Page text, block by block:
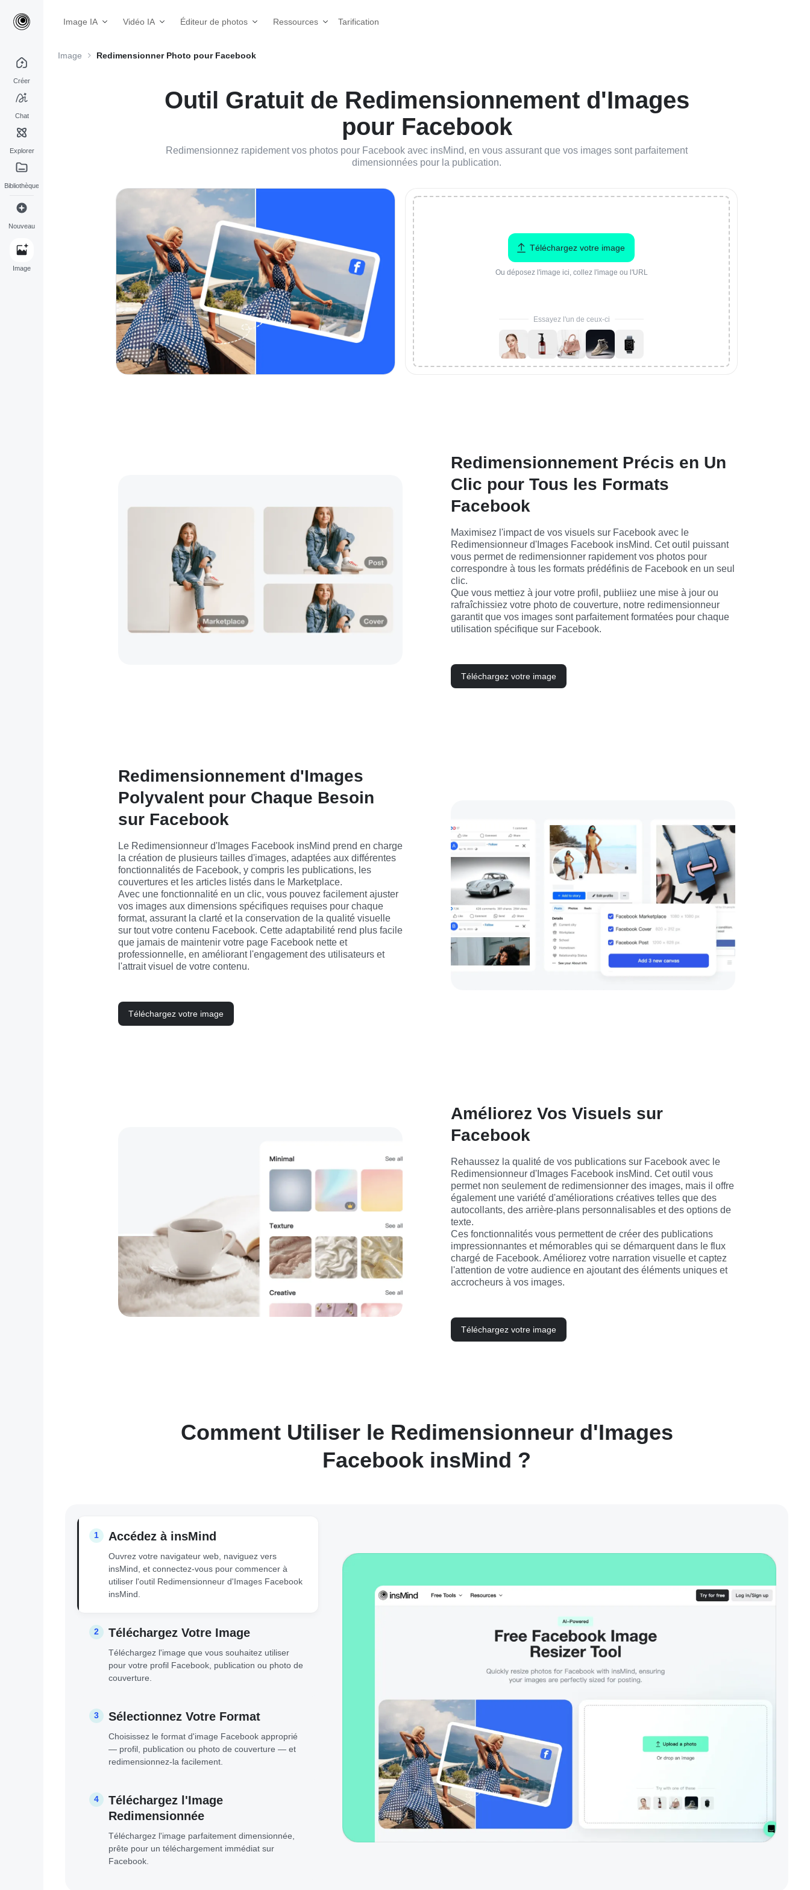
Image IA Vidéo IA Éditeur de photos Ressources Tarification
Créer
Chat
Explorer
Bibliothèque
Nouveau
Image
Image Redimensionner Photo pour Facebook
Outil Gratuit de Redimensionnement d'Images
pour Facebook
Redimensionnez rapidement vos photos pour Facebook avec insMind, en vous assurant que vos images sont parfaitement
dimensionnées pour la publication.
Téléchargez votre image
Ou déposez l'image ici, collez l'image ou l'URL
Essayez l'un de ceux-ci
Redimensionnement Précis en Un
Clic pour Tous les Formats
Facebook
Maximisez l'impact de vos visuels sur Facebook avec le
Redimensionneur d'Images Facebook insMind. Cet outil puissant
vous permet de redimensionner rapidement vos photos pour
correspondre à tous les formats prédéfinis de Facebook en un seul
clic.
Que vous mettiez à jour votre profil, publiiez une mise à jour ou
rafraîchissiez votre photo de couverture, notre redimensionneur
garantit que vos images sont parfaitement formatées pour chaque
utilisation spécifique sur Facebook.
Téléchargez votre image
Redimensionnement d'Images
Polyvalent pour Chaque Besoin
sur Facebook
Le Redimensionneur d'Images Facebook insMind prend en charge
la création de plusieurs tailles d'images, adaptées aux différentes
fonctionnalités de Facebook, y compris les publications, les
couvertures et les articles listés dans le Marketplace.
Avec une fonctionnalité en un clic, vous pouvez facilement ajuster
vos images aux dimensions spécifiques requises pour chaque
format, assurant la clarté et la conservation de la qualité visuelle
sur tout votre contenu Facebook. Cette adaptabilité rend plus facile
que jamais de maintenir votre page Facebook nette et
professionnelle, en améliorant l'engagement des utilisateurs et
l'attrait visuel de votre contenu.
Téléchargez votre image
Améliorez Vos Visuels sur
Facebook
Rehaussez la qualité de vos publications sur Facebook avec le
Redimensionneur d'Images Facebook insMind. Cet outil vous
permet non seulement de redimensionner des images, mais il offre
également une variété d'améliorations créatives telles que des
autocollants, des arrière-plans personnalisables et des options de
texte.
Ces fonctionnalités vous permettent de créer des publications
impressionnantes et mémorables qui se démarquent dans le flux
chargé de Facebook. Améliorez votre narration visuelle et captez
l'attention de votre audience en ajoutant des éléments uniques et
accrocheurs à vos images.
Téléchargez votre image
Comment Utiliser le Redimensionneur d'Images
Facebook insMind ?
1 Accédez à insMind
Ouvrez votre navigateur web, naviguez vers
insMind, et connectez-vous pour commencer à
utiliser l'outil Redimensionneur d'Images Facebook
insMind.
2 Téléchargez Votre Image
Téléchargez l'image que vous souhaitez utiliser
pour votre profil Facebook, publication ou photo de
couverture.
3 Sélectionnez Votre Format
Choisissez le format d'image Facebook approprié
— profil, publication ou photo de couverture — et
redimensionnez-la facilement.
4
Téléchargez l'Image
Redimensionnée
Téléchargez l'image parfaitement dimensionnée,
prête pour un téléchargement immédiat sur
Facebook.